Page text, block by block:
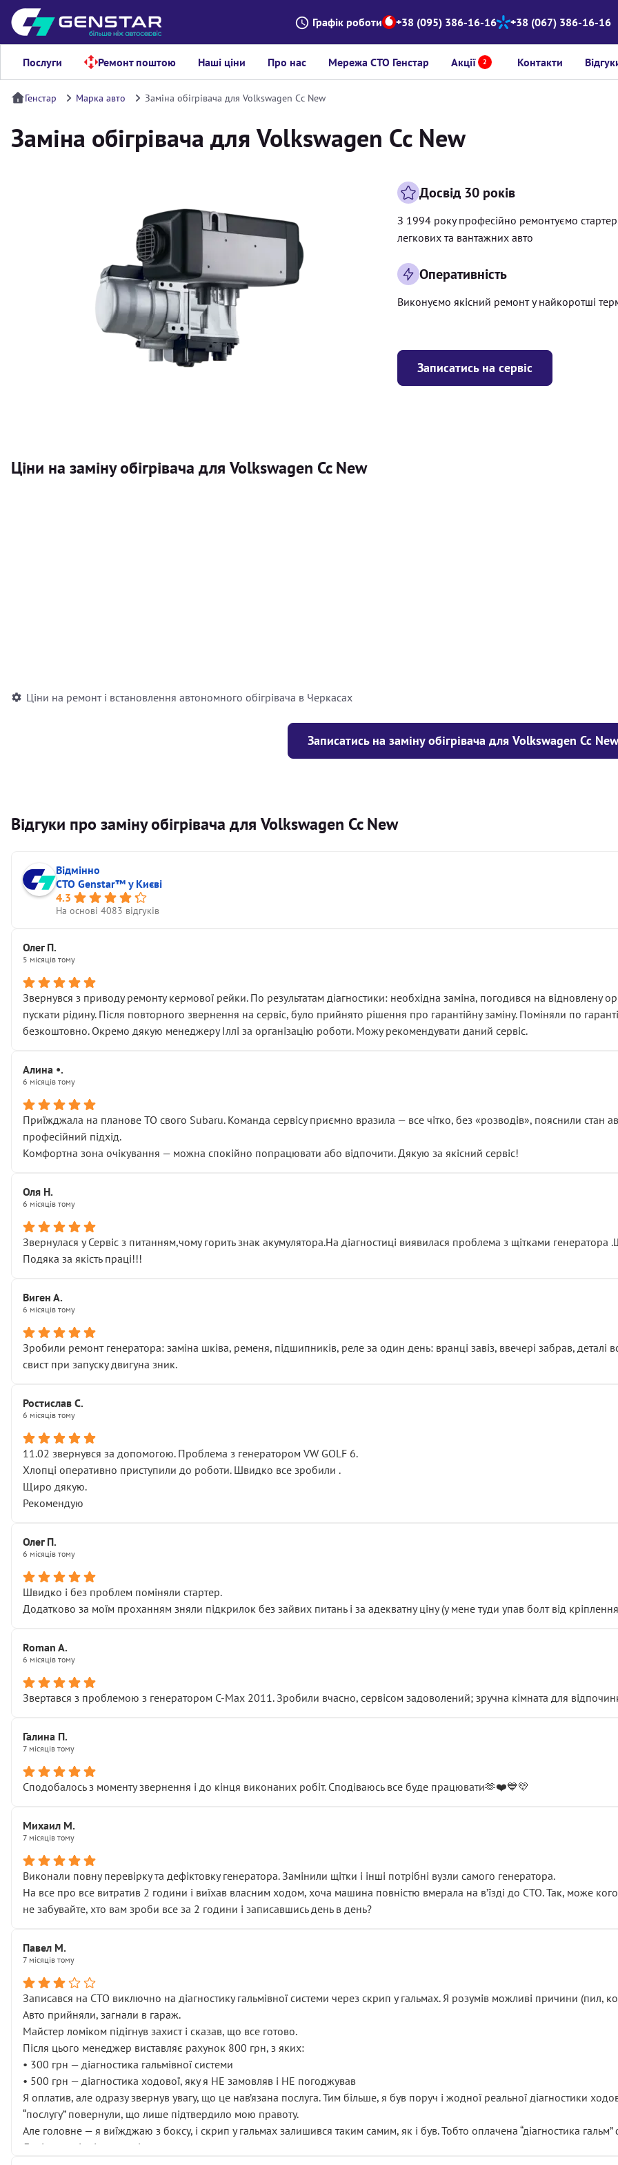
Графік роботи +38 (095) 386-16-16 +38 (067) 386-16-16
Послуги Ремонт поштою Наші ціни Про нас Мережа СТО Генстар Акції 2 Контакти
Генстар Марка авто Заміна обігрівача для Volkswagen Cc New
Заміна обігрівача для Volkswagen Cc New
Записатись на сервіс
Досвід 30 років
З 1994 року професійно ремонтуємо
легкових та вантажних авто
Оперативність
Виконуємо якісний ремонт у найкоротші
Ціни на заміну обігрівача для Volkswagen Cc New
Ціни на ремонт і встановлення автономного обігрівача в Черкасах
Записатись на заміну обігрівача для Volkswagen Cc
Відгуки про заміну обігрівача для Volkswagen Cc New
Відмінно
СТО Genstar™ у Києві
4.3
На основі 4083 відгуків
Олег П.
5 місяців тому
Звернувся з приводу ремонту кермової рейки. По результатам діагностики: необхідна заміна, погодився на відновлену
пускати рідину. Після повторного звернення на сервіс, було прийнято рішення про гарантійну заміну. Поміняли по
безкоштовно. Окремо дякую менеджеру Іллі за організацію роботи. Можу рекомендувати даний сервіс.
Алина •.
6 місяців тому
Приїжджала на планове ТО свого Subaru. Команда сервісу приємно вразила — все чітко, без «розводів», пояснили стан
професійний підхід.
Комфортна зона очікування — можна спокійно попрацювати або відпочити. Дякую за якісний сервіс!
Оля Н.
6 місяців тому
Звернулася у Сервіс з питанням,чому горить знак акумулятора.На діагностиці виявилася проблема з щітками
Подяка за якість праці!!!
Виген А.
6 місяців тому
Зробили ремонт генератора: заміна шківа, ременя, підшипників, реле за один день: вранці завіз, ввечері забрав, деталі
свист при запуску двигуна зник.
Ростислав С.
6 місяців тому
11.02 звернувся за допомогою. Проблема з генератором VW GOLF 6.
Хлопці оперативно приступили до роботи. Швидко все зробили .
Щиро дякую.
Рекомендую
Олег П.
6 місяців тому
Швидко і без проблем поміняли стартер.
Додатково за моїм проханням зняли підкрилок без зайвих питань і за адекватну ціну (у мене туди упав болт від
Roman A.
6 місяців тому
Звертався з проблемою з генератором C-Max 2011. Зробили вчасно, сервісом задоволений; зручна кімната для
Галина П.
7 місяців тому
Сподобалось з моменту звернення і до кінця виконаних робіт. Сподіваюсь все буде працювати🫶❤️💙💛
Михаил М.
7 місяців тому
Виконали повну перевірку та дефіктовку генератора. Замінили щітки і інші потрібні вузли самого генератора.
На все про все витратив 2 години і виїхав власним ходом, хоча машина повністю вмерала на вʼїзді до СТО. Так, може
не забувайте, хто вам зроби все за 2 години і записавшись день в день?
Павел М.
7 місяців тому
Записався на СТО виключно на діагностику гальмівної системи через скрип у гальмах. Я розумів можливі причини (пил,
Авто прийняли, загнали в гараж.
Майстер ломіком підігнув захист і сказав, що все готово.
Після цього менеджер виставляє рахунок 800 грн, з яких:
• 300 грн — діагностика гальмівної системи
• 500 грн — діагностика ходової, яку я НЕ замовляв і НЕ погоджував
Я оплатив, але одразу звернув увагу, що це нав’язана послуга. Тим більше, я був поруч і жодної реальної діагностики
“послугу” повернули, що лише підтвердило мою правоту.
Але головне — я виїжджаю з боксу, і скрип у гальмах залишився таким самим, як і був. Тобто оплачена “діагностика
Далі ситуація тільки погіршилась: